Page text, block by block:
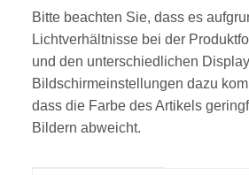
Bitte beachten Sie, dass es
Lichtverhältnisse bei der
und den unterschiedlichen
Bildschirmeinstellungen dazu
dass die Farbe des Artikels
Bildern abweicht.